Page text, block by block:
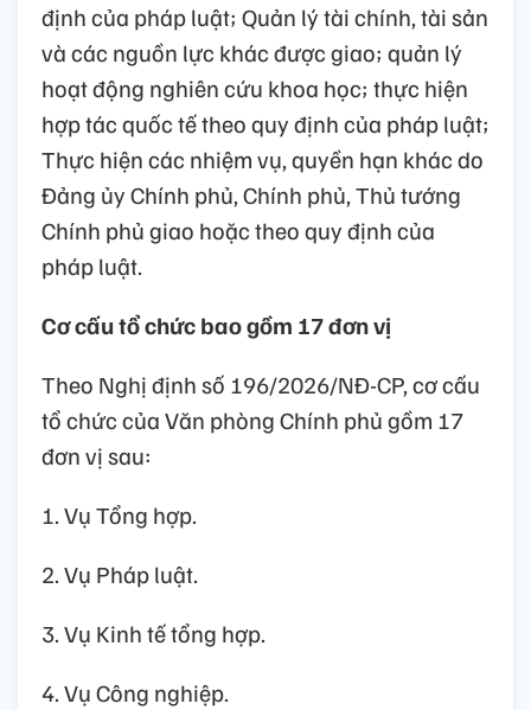
định của pháp luật; Quản lý tài chính, tài sản
và các nguồn lực khác được giao; quản lý
hoạt động nghiên cứu khoa học; thực hiện
hợp tác quốc tế theo quy định của pháp luật;
Thực hiện các nhiệm vụ, quyền hạn khác do
Đảng ủy Chính phủ, Chính phủ, Thủ tướng
Chính phủ giao hoặc theo quy định của
pháp luật.
Cơ cấu tổ chức bao gồm 17 đơn vị
Theo Nghị định số 196/2026/NĐ-CP, cơ cấu
tổ chức của Văn phòng Chính phủ gồm 17
đơn vị sau:
1. Vụ Tổng hợp.
2. Vụ Pháp luật.
3. Vụ Kinh tế tổng hợp.
4. Vụ Công nghiệp.